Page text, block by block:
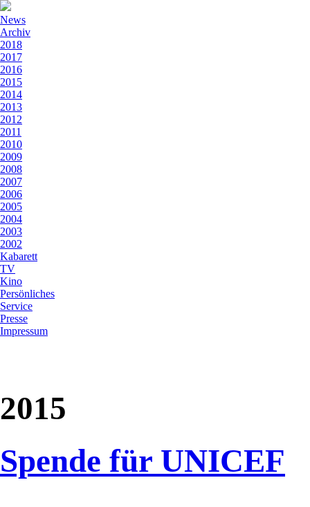
News
Archiv
2018
2017
2016
2015
2014
2013
2012
2011
2010
2009
2008
2007
2006
2005
2004
2003
2002
Kabarett
TV
Kino
Persönliches
Service
Presse
Impressum
2015
Spende für UNICEF